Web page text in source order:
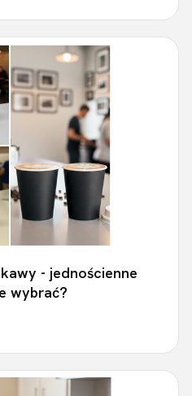
- jednościenne
wybrać?